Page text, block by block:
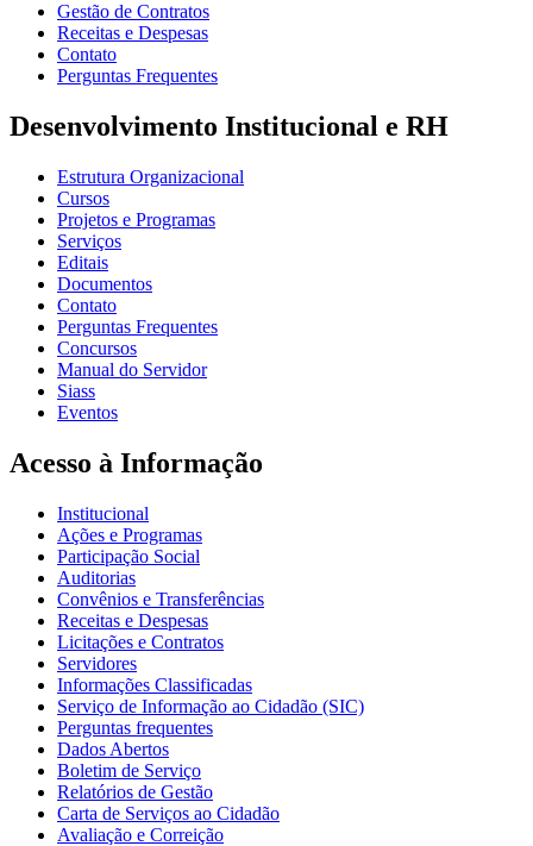
Gestão de Contratos
Receitas e Despesas
Contato
Perguntas Frequentes
Desenvolvimento Institucional e RH
Estrutura Organizacional
Cursos
Projetos e Programas
Serviços
Editais
Documentos
Contato
Perguntas Frequentes
Concursos
Manual do Servidor
Siass
Eventos
Acesso à Informação
Institucional
Ações e Programas
Participação Social
Auditorias
Convênios e Transferências
Receitas e Despesas
Licitações e Contratos
Servidores
Informações Classificadas
Serviço de Informação ao Cidadão (SIC)
Perguntas frequentes
Dados Abertos
Boletim de Serviço
Relatórios de Gestão
Carta de Serviços ao Cidadão
Avaliação e Correição